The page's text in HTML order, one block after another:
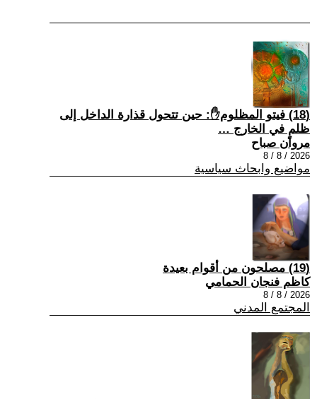
(18) فيتو المظلوم✋: حين تتحول قذارة الداخل إلى
ظلمٍ في الخارج …
مروان صباح
2026 / 8 / 8
مواضيع وابحاث سياسية
(19) مصلحون من أقوام بعيدة
كاظم فنجان الحمامي
2026 / 8 / 8
المجتمع المدني